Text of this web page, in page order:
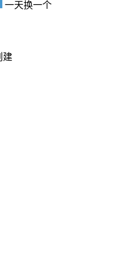
一天换一个
建